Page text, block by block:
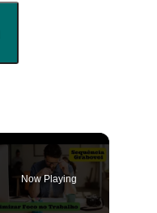
Now Playing